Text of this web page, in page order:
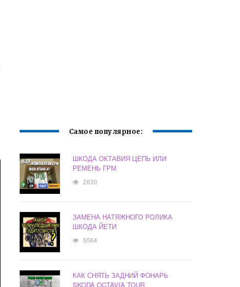
Самое популярное:
ШКОДА ОКТАВИЯ ЦЕПЬ ИЛИ
РЕМЕНЬ ГРМ
2639
ЗАМЕНА НАТЯЖНОГО РОЛИКА
ШКОДА ЙЕТИ
5564
КАК СНЯТЬ ЗАДНИЙ ФОНАРЬ
SKODA OCTAVIA TOUR